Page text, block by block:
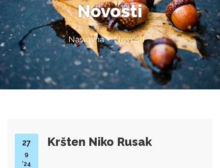
Novosti
Naslovna Novosti
27
9
'24
Kršten Niko Rusak